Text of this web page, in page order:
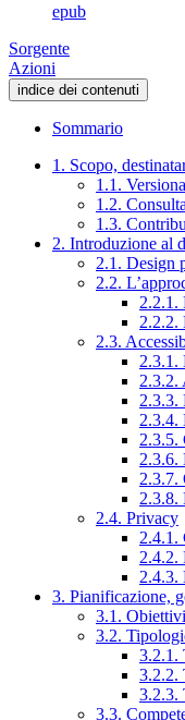
epub
Sorgente
Azioni
indice dei contenuti
Sommario
1. Scopo,
1.1.
1.2.
1.3.
2. Introduzione al
2.1. Design
2.2.
2.2.1.
2.2.2.
2.3.
2.3.1.
2.3.2.
2.3.3.
2.3.4.
2.3.5.
2.3.6.
2.3.7.
2.3.8.
2.4. Privacy
2.4.1.
2.4.2.
2.4.3.
3. Pianificazione,
3.1.
3.2.
3.2.1.
3.2.2.
3.2.3.
3.3.